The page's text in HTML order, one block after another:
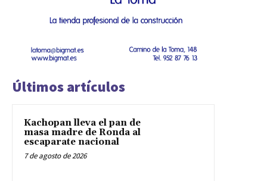
Últimos artículos
Kachopan lleva el pan de
masa madre de Ronda al
escaparate nacional
7 de agosto de 2026